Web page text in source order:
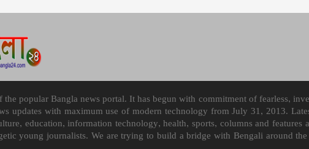
the popular Bangla news portal. It has begun with commitment of fearless,
updates with maximum use of modern technology from July 31, 2013.
education, information technology, health, sports, columns and
young journalists. We are trying to build a bridge with Bengali around